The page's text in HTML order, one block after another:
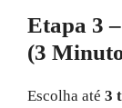
Etapa 3
(3
Escolha até 3